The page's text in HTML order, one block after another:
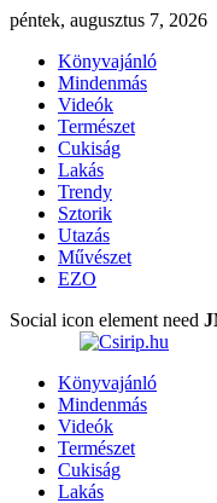
péntek, augusztus 7, 2026
Könyvajánló
Mindenmás
Videók
Természet
Cukiság
Lakás
Trendy
Sztorik
Utazás
Művészet
EZO
Social icon element need
Könyvajánló
Mindenmás
Videók
Természet
Cukiság
Lakás